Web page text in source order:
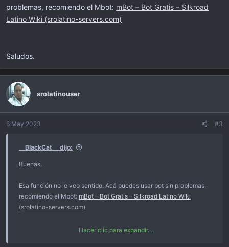
problemas, recomiendo el Mbot: mBot – Bot Gratis – Silkroad
Latino Wiki (srolatino-servers.com)
Saludos.
srolatinouser
6 May 2023 #3
__BlackCat__ dijo:
Buenas.
Esa función no le veo sentido. Acá puedes usar bot sin problemas,
recomiendo el Mbot: mBot – Bot Gratis – Silkroad Latino Wiki
(srolatino-servers.com)
Hacer clic para expandir...